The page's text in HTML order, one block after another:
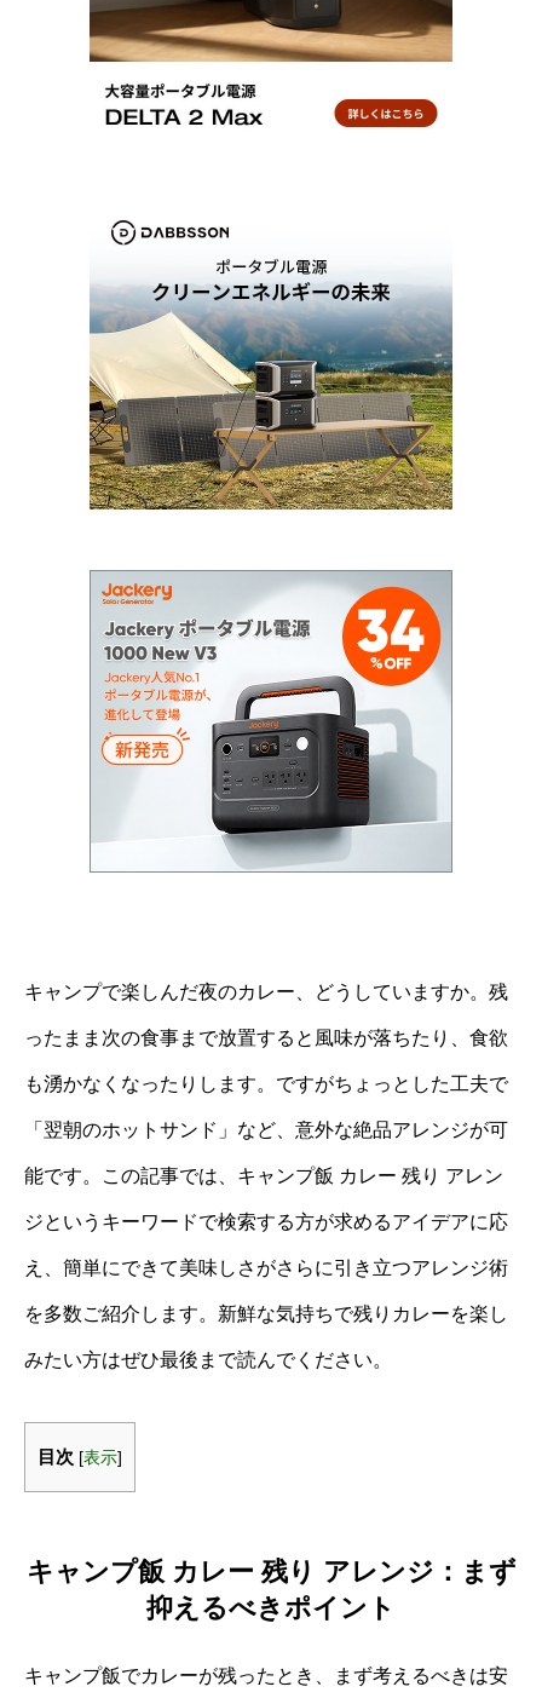
キャンプで楽しんだ夜のカレー、どうしていますか。残
ったまま次の食事まで放置すると風味が落ちたり、食欲
も湧かなくなったりします。ですがちょっとした工夫で
「翌朝のホットサンド」など、意外な絶品アレンジが可
能です。この記事では、キャンプ飯 カレー 残り アレン
ジというキーワードで検索する方が求めるアイデアに応
え、簡単にできて美味しさがさらに引き立つアレンジ術
を多数ご紹介します。新鮮な気持ちで残りカレーを楽し
みたい方はぜひ最後まで読んでください。
目次 [表示]
キャンプ飯 カレー 残り アレンジ：まず
抑えるべきポイント
キャンプ飯でカレーが残ったとき、まず考えるべきは安